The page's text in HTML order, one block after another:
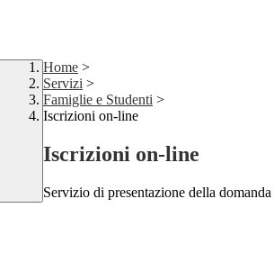
Home >
Servizi >
Famiglie e Studenti >
Iscrizioni on-line
Iscrizioni on-line
Servizio di presentazione della